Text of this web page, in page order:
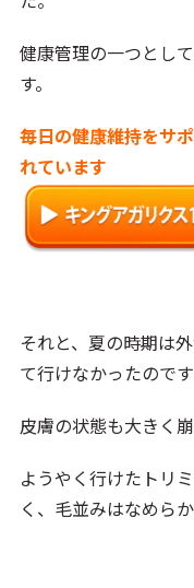
健康管理の一つとし
す。
毎日の健康維持をサ
れています
それと、夏の時期は
て行けなかったのです
皮膚の状態も大きく
ようやく行けたトリ
く、毛並みはなめら